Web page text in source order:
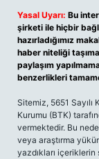
Yasal Uyarı: Bu
şirketi ile hiçbir
hazırladığımız
haber niteliği
paylaşım
benzerlikleri
Sitemiz, 5651
Kurumu (BTK)
vermektedir. Bu
veya araştırma
yazdıkları